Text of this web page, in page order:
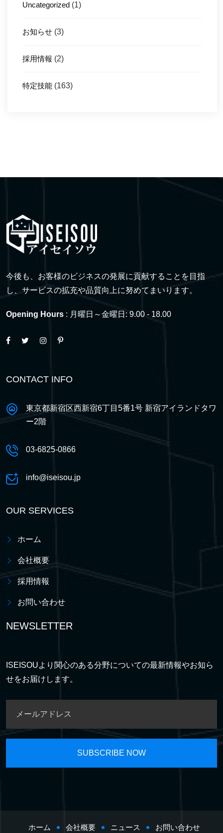
Uncategorized (1)
お知らせ (3)
採用情報 (2)
特定技能 (163)
今後も、お客様のビジネスの発展に貢献することを目指
し、サービスの拡充や品質向上に努めてまいります。
Opening Hours : 月曜日～金曜日: 9.00 - 18.00
CONTACT INFO
東京都新宿区西新宿6丁目5番1号 新宿アイランドタワ
ー2階
03-6825-0866
info@iseisou.jp
OUR SERVICES
ホーム
会社概要
採用情報
お問い合わせ
NEWSLETTER
ISEISOUより関心のある分野についての最新情報やお知ら
せをお届けします。
ホーム 会社概要 ニュース お問い合わせ